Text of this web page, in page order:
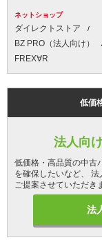
ネットショップ
ダイレクトストア
BZ PRO（法人向け）
FREX∀R
低価
法人向
低価格・高品質の中古
を確保したいなど、
ご提案させていただき
法